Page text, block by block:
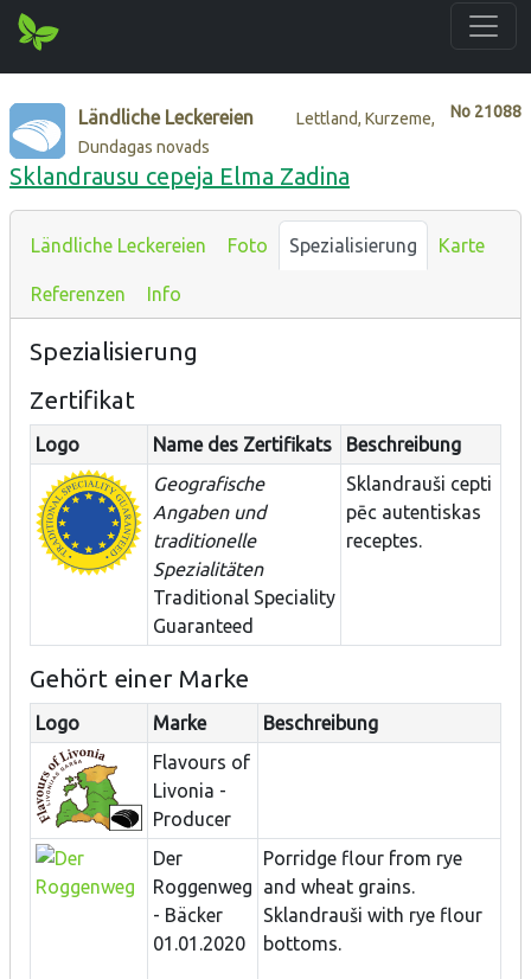
No 21088
Ländliche Leckereien
Lettland, Kurzeme,
Dundagas novads
Sklandrausu cepeja Elma Zadina
Ländliche Leckereien Foto Spezialisierung Karte
Referenzen Info
Spezialisierung
Zertifikat
Logo Name des Zertifikats
Beschreibung
Geografische
Angaben und
traditionelle
Spezialitäten
Traditional Speciality
Guaranteed
Sklandrauši cepti
pēc autentiskas
receptes.
Gehört einer Marke
Logo Marke
Beschreibung
Flavours of
Livonia -
Producer
Der
Roggenweg
- Bäcker
01.01.2020
Porridge flour from rye
and wheat grains.
Sklandrauši with rye flour
bottoms.